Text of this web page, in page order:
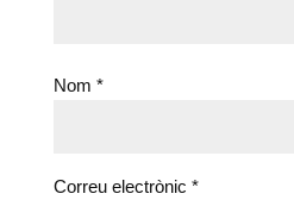
Nom *
Correu electrònic *